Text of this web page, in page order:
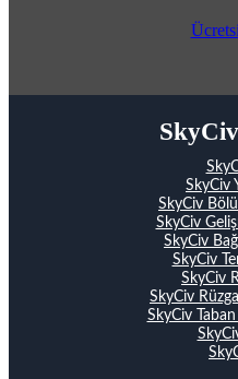
SkyCiv
SkyCiv
SkyCiv
SkyCiv
SkyCiv
SkyCiv
SkyCiv
SkyCiv
SkyCiv Taban